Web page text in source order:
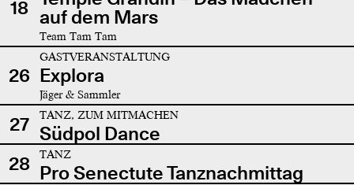
18 auf dem Mars
Team Tam Tam
26
GASTVERANSTALTUNG
Explora
Jäger & Sammler
27 TANZ, ZUM MITMACHEN
Südpol Dance
28
TANZ
Pro Senectute Tanznachmittag